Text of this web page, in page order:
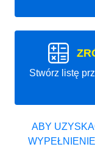
Stwórz listę
ABY